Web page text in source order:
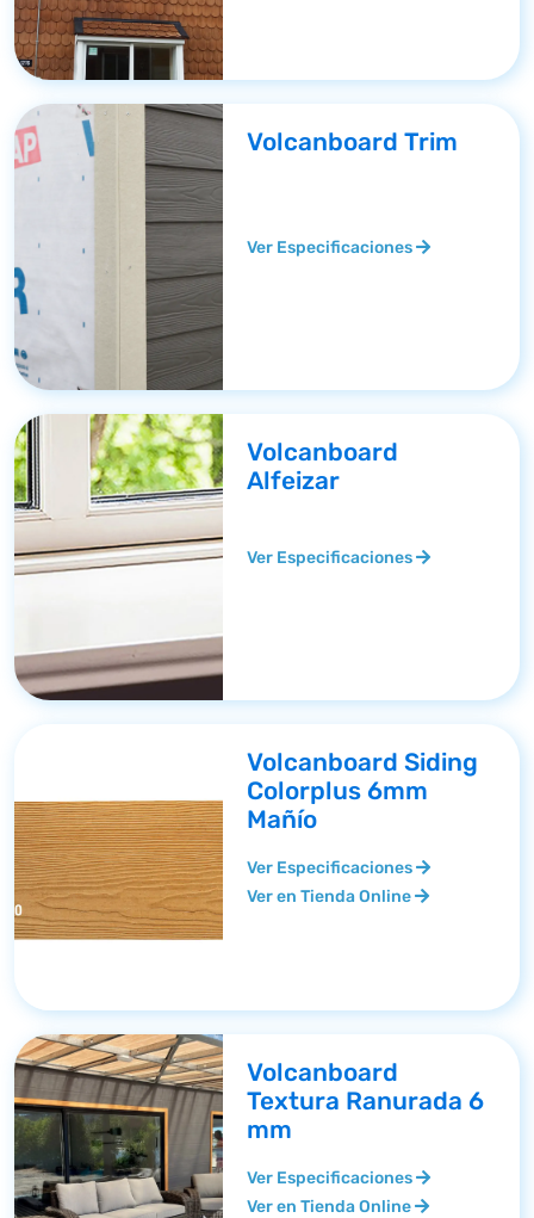
Volcanboard Trim
Ver Especificaciones
Volcanboard
Alfeizar
Ver Especificaciones
Volcanboard Siding
Colorplus 6mm
Mañío
Ver Especificaciones
Ver en Tienda Online
Volcanboard
Textura Ranurada 6
mm
Ver Especificaciones
Ver en Tienda Online